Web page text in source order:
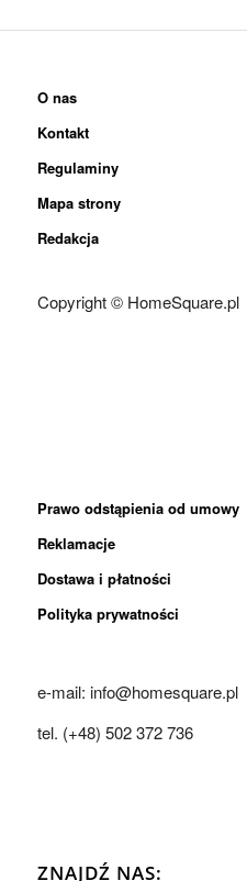
O nas
Kontakt
Regulaminy
Mapa strony
Redakcja
Copyright © HomeSquare.pl
Prawo odstąpienia od umowy
Reklamacje
Dostawa i płatności
Polityka prywatności
e-mail: info@homesquare.pl
tel. (+48) 502 372 736
ZNAJDŹ NAS: